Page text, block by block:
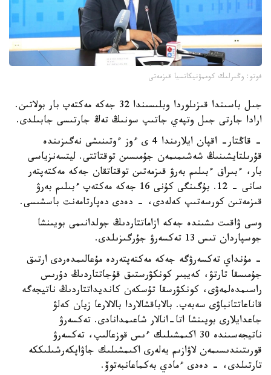
فوتو: وڭىرلىك كوممۋنيكاتسيا قىزمەتى
جىل باسىندا قىزىلوردا وبلىسىندا 32 جەكە مەكتەپ بار بولاتىن.
ارادا جارتى جىل وتپەي جاتىپ سونىڭ تەڭ جارتىسى جابىلدى.
- قاڭتار- اقپان ايلارىندا 4 ى ءوز ءوتىنىشى نەگىزىندە
قۇرىلتايشىنىڭ شەشىمىمەن جۇمىسىن توقتاتتى. ليتسەنزياسى
بار، ءبىراق ءبىلىم بەرۋ قىزمەتىن توقتاتقان جەكە مەكتەپتەر
سانى - 12. بۇگىنگى كۇنى 16 جەكە مەكتەپ ءبىلىم بەرۋ
قىزمەتىن كورسەتىپ كەلەدى، - دەدى دەپارتامەنت باسشىسى.
وسى ۋاقىت ىشىندە جەكە ازاماتتاردىڭ جولدانىمى بويىنشا
جوسپاردان تىس 13 تەكسەرۋ جۇرگىزىلدى.
- مۇنداي تەكسەرۋگە جەكە مەكتەپتەردە مۇعالىمدەردى ارتىق
جۇمىسقا تارتۋ، كەيبىر كونكۋرستىق قۇجاتتاردىڭ دۇرىس
راسىمدەلمەۋى، كونكۋرسقا تۇسكەن كانديداتتاردىڭ ناتيجەگە
قاناعاتتانباۋى سەبەپ. بالاباقشالاردا بالالارعا زيان كەلۋ
جاعدايلارى بويىنشا اتا-انالار شاعىمدانادى. تەكسەرۋ
ناتيجەسىندە 30 اكىمشىلىك ءىس قوزعالىپ، تەكسەرۋ
قورىتىندىسىمەن لاۋازىم يەلەرى اكىمشىلىك جاۋاپكەرشىلىككە
تارتىلدى، - دەدى ءمادي بەكماعانبەتوۆ.